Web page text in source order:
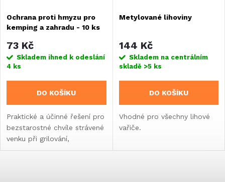
p
r
o
d
u
k
s
p
r
o
d
u
Ochrana proti hmyzu pro
kemping a zahradu - 10 ks
73 Kč
Skladem ihned k odeslání
4 ks
DO KOŠÍKU
Praktické a účinné řešení pro
bezstarostné chvíle strávené
venku při grilování,
kempování nebo rybaření.
Metylované lihoviny
144 Kč
Skladem na centrálním
skladě >5 ks
DO KOŠÍKU
Vhodné pro všechny lihové
vařiče.